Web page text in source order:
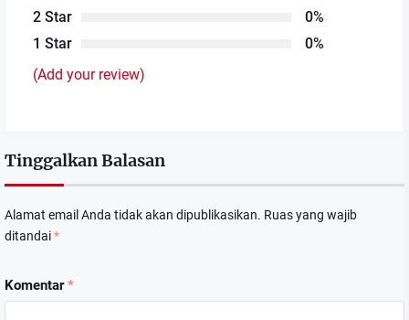
2 Star
0%
1 Star
0%
(Add your review)
Tinggalkan Balasan
Alamat email Anda tidak akan dipublikasikan. Ruas yang wajib
ditandai*
Komentar*